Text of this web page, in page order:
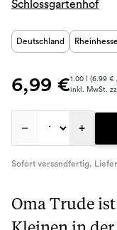
Schlossgartenhof
Deutschland
6,99 €1.00 l (6.99 €
inkl. MwSt.
– +
Sofort versandfertig.
Oma Trude